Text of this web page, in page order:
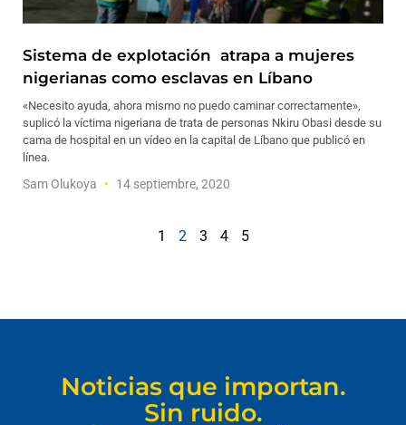
Sistema de explotación atrapa a mujeres
nigerianas como esclavas en Líbano
«Necesito ayuda, ahora mismo no puedo caminar correctamente»,
suplicó la víctima nigeriana de trata de personas Nkiru Obasi desde su
cama de hospital en un vídeo en la capital de Líbano que publicó en
línea.
Sam Olukoya 14 septiembre, 2020
1 2 3 4 5
Noticias que importan.
Sin ruido.